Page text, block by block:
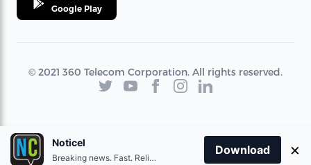
Google Play
© 2021 360 Telecom Corporation. All rights reserved.
Noticel
Breaking news. Fast. Reliable.
Download ×